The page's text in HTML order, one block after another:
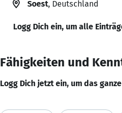
Soest, Deutschland
Logg Dich ein, um alle
Fähigkeiten und
Logg Dich jetzt ein, um das